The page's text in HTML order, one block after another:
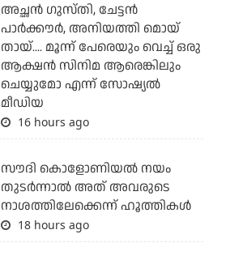
അച്ഛന്‍ ഗുസ്തി, ചേട്ടന്‍
പാര്‍ക്കൗര്‍, അനിയത്തി മൊയ്
തായ്.... മൂന്ന് പേരെയും വെച്ച് ഒരു
ആക്ഷന്‍ സിനിമ ആരെങ്കിലും
ചെയ്യുമോ എന്ന് സോഷ്യല്‍
മീഡിയ
16 hours ago
സൗദി കൊളോണിയല്‍ നയം
തുടര്‍ന്നാല്‍ അത് അവരുടെ
നാശത്തിലേക്കെന്ന് ഹൂത്തികള്‍
18 hours ago